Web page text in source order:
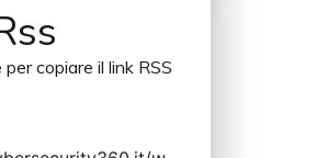
copiare il link RSS